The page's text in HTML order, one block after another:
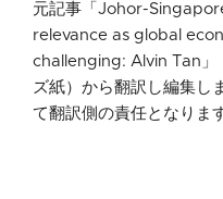
元記事「Johor-
relevance as global
challenging: Alvin Tan」
ズ紙）から翻訳し編集し
て翻訳側の責任となりま